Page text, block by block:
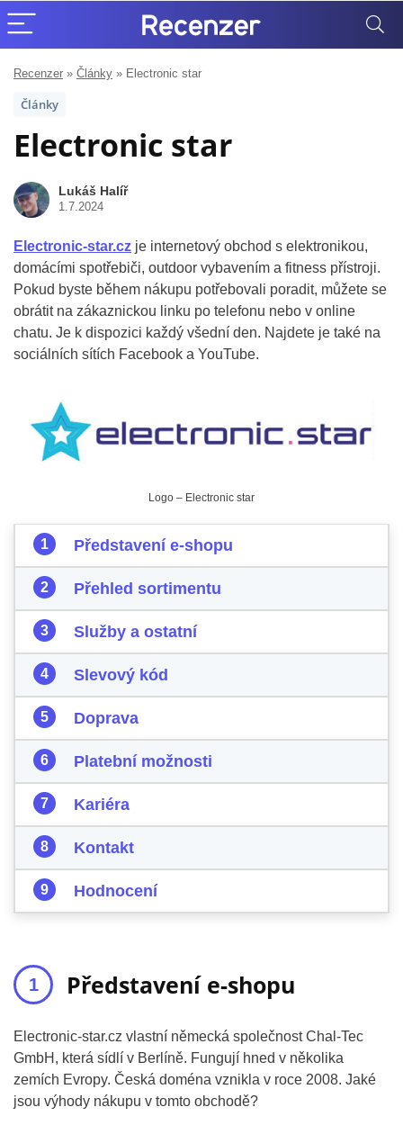
Recenzer » Články » Electronic star
Články
Electronic star
Lukáš Halíř
1.7.2024
Electronic-star.cz je internetový obchod s elektronikou,
domácími spotřebiči, outdoor vybavením a fitness přístroji.
Pokud byste během nákupu potřebovali poradit, můžete se
obrátit na zákaznickou linku po telefonu nebo v online
chatu. Je k dispozici každý všední den. Najdete je také na
sociálních sítích Facebook a YouTube.
Logo – Electronic star
Představení e-shopu
Přehled sortimentu
Služby a ostatní
Slevový kód
Doprava
Platební možnosti
Kariéra
Kontakt
Hodnocení
Představení e-shopu
Electronic-star.cz vlastní německá společnost Chal-Tec
GmbH, která sídlí v Berlíně. Fungují hned v několika
zemích Evropy. Česká doména vznikla v roce 2008. Jaké
jsou výhody nákupu v tomto obchodě?